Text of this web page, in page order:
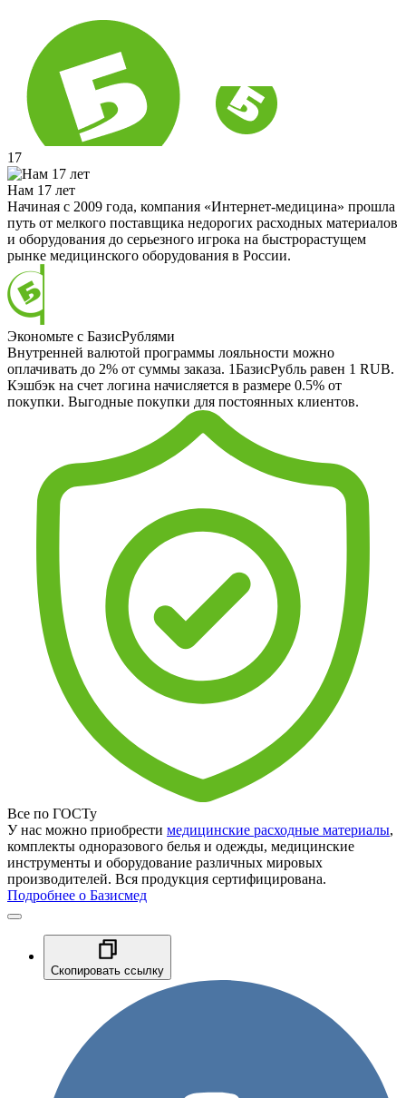
17
Нам 17 лет
Начиная с 2009 года, компания «Интернет-медицина» прошла
путь от мелкого поставщика недорогих расходных материалов
и оборудования до серьезного игрока на быстрорастущем
рынке медицинского оборудования в России.
Экономьте с БазисРублями
Внутренней валютой программы лояльности можно
оплачивать до 2% от суммы заказа. 1БазисРубль равен 1 RUB.
Кэшбэк на счет логина начисляется в размере 0.5% от
покупки. Выгодные покупки для постоянных клиентов.
Все по ГОСТу
У нас можно приобрести медицинские расходные материалы,
комплекты одноразового белья и одежды, медицинские
инструменты и оборудование различных мировых
производителей. Вся продукция сертифицирована.
Подробнее о Базисмед
Скопировать ссылку